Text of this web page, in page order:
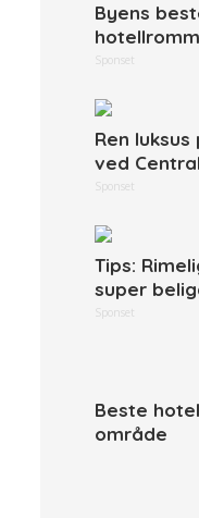
Byens
Sponset
Ren
ved
Sponset
Tips:
super
Sponset
Beste
område